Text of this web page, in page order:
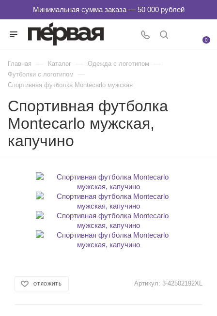
0
Главная — Каталог — Одежда с логотипом —
Футболки с логотипом —
Спортивная футболка Montecarlo мужская
Спортивная футболка
Montecarlo мужская,
капучино
ОТЛОЖИТЬ Артикул: 3-42502192XL